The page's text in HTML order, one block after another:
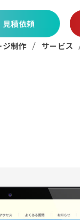
ジ制作 サービス
見積依頼